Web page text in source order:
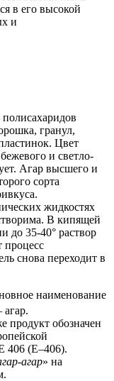
в его высокой
и
полисахаридов
гранул,
Цвет
и светло-
Агар высшего и
сорта
жидкостях
В кипящей
до 35-40° раствор
процесс
снова переходит в
наименование
обозначен
406 (Е–406).
агар» на